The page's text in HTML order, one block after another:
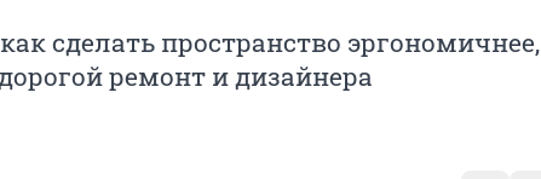
сделать пространство эргономичнее,
ремонт и дизайнера